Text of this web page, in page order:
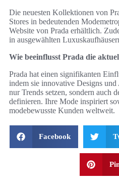
Die neuesten Kollektionen von
Stores in bedeutenden
Website von Prada erhältlich.
in ausgewählten
Wie beeinflusst Prada die
Prada hat einen signifikanten
indem sie innovative Designs
nur Trends setzen, sondern auch
definieren. Ihre Mode inspiriert
modebewusste Kunden weltweit.
Facebook